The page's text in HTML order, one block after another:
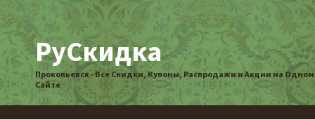
РуСкидка
Прокопьевск - Все Скидки, Купоны, Распродажи и Акции на Одном
Сайте